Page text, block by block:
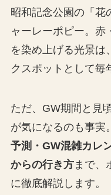
昭和記念公園の「花
ャーレーポピー。赤
を染め上げる光景は
クスポットとして毎
ただ、GW期間と見
が気になるのも事実
予測・GW混雑カレ
からの行き方まで、
に徹底解説します。